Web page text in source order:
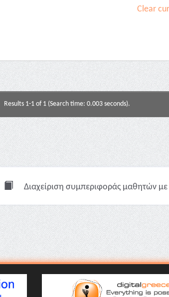
Clear
Results 1-1 of 1 (Search time: 0.003 seconds).
Διαχείριση συμπεριφοράς μαθητών